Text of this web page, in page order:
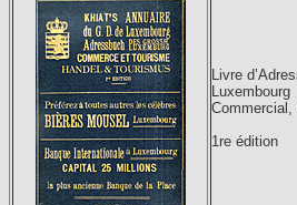
Livre
Luxembourg
Commercial,
1re édition